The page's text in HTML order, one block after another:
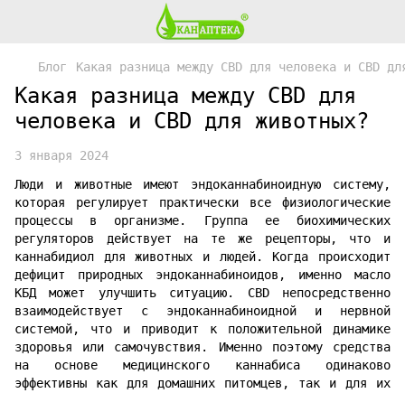
Блог Какая разница между CBD для человека и CBD
Какая разница между CBD для
человека и CBD для животных?
3 января 2024
Люди и животные имеют эндоканнабиноидную систему,
которая регулирует практически все физиологические
процессы в организме. Группа ее биохимических
регуляторов действует на те же рецепторы, что и
каннабидиол для животных и людей. Когда происходит
дефицит природных эндоканнабиноидов, именно масло
КБД может улучшить ситуацию. CBD непосредственно
взаимодействует с эндоканнабиноидной и нервной
системой, что и приводит к положительной динамике
здоровья или самочувствия. Именно поэтому средства
на основе медицинского каннабиса одинаково
эффективны как для домашних питомцев, так и для их